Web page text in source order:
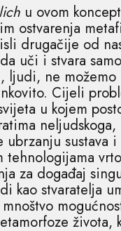
u ovom
ostvarenja
drugačije od
uči i stvara
ljudi, ne
Cijeli
u kojem
ubrzanju sustava
tehnologijama
za događaj
kao stvaratelja
života,